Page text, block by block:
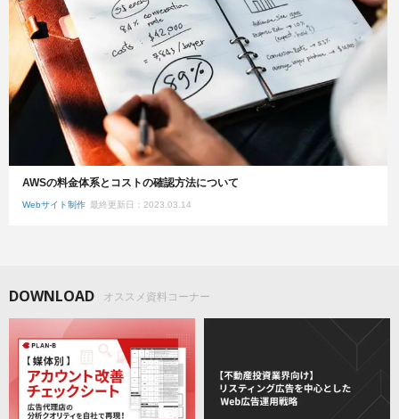
AWSの料金体系とコストの確認方法について
Webサイト制作 最終更新日：2023.03.14
DOWNLOAD オススメ資料コーナー